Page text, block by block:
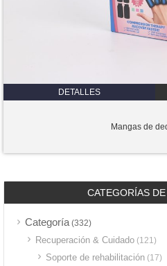
DETALLES
Mangas de
CATEGORÍAS
Categoría(332)
Recuperación & Cuidado (121)
Soporte de rehabilitación (17)